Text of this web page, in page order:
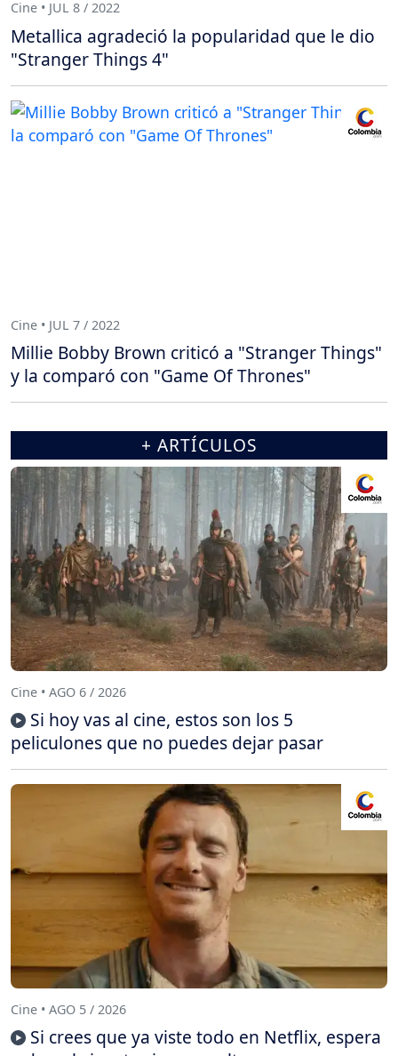
Cine • JUL 8 / 2022
Metallica agradeció la popularidad que le dio
"Stranger Things 4"
Cine • JUL 7 / 2022
Millie Bobby Brown criticó a "Stranger Things"
y la comparó con "Game Of Thrones"
+ ARTÍCULOS
Cine • AGO 6 / 2026
Si hoy vas al cine, estos son los 5
peliculones que no puedes dejar pasar
Cine • AGO 5 / 2026
Si crees que ya viste todo en Netflix, espera